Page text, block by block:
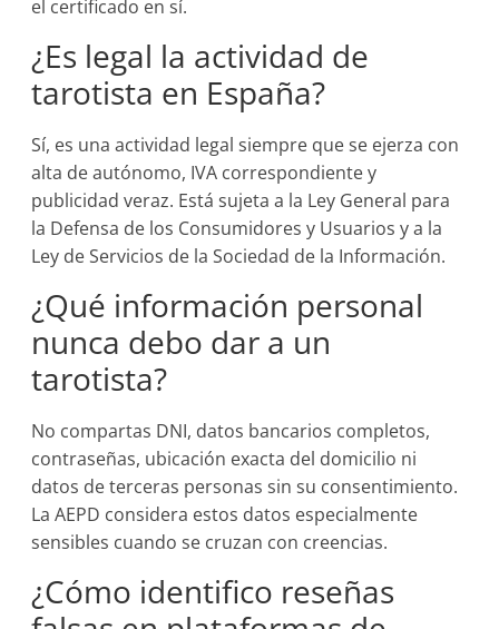
el certificado en sí.
¿Es legal la actividad de
tarotista en España?
Sí, es una actividad legal siempre que se ejerza con
alta de autónomo, IVA correspondiente y
publicidad veraz. Está sujeta a la Ley General para
la Defensa de los Consumidores y Usuarios y a la
Ley de Servicios de la Sociedad de la Información.
¿Qué información personal
nunca debo dar a un
tarotista?
No compartas DNI, datos bancarios completos,
contraseñas, ubicación exacta del domicilio ni
datos de terceras personas sin su consentimiento.
La AEPD considera estos datos especialmente
sensibles cuando se cruzan con creencias.
¿Cómo identifico reseñas